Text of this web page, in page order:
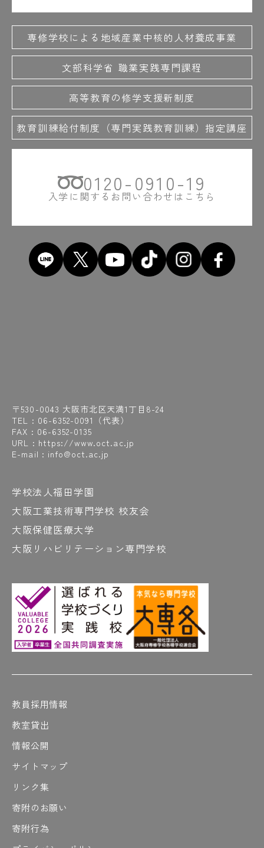
〒530-0043 大阪市北区天満1丁目8-24
TEL : 06-6352-0091 （代表）
FAX : 06-6352-0135
URL : https://www.oct.ac.jp
E-mail : info@oct.ac.jp
0120-0910-19
入学に関するお問い合わせはこちら
学校法人福田学園
大阪工業技術専門学校 校友会
大阪保健医療大学
大阪リハビリテーション専門学校
専修学校による地域産業中核的人材養成事業
文部科学省 職業実践専門課程
高等教育の修学支援新制度
教育訓練給付制度（専門実践教育訓練）指定講座
教員採用情報
教室貸出
情報公開
サイトマップ
リンク集
寄附のお願い
寄附行為